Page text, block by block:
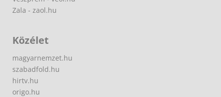
Zala - zaol.hu
Közélet
magyarnemzet.hu
szabadfold.hu
hirtv.hu
origo.hu